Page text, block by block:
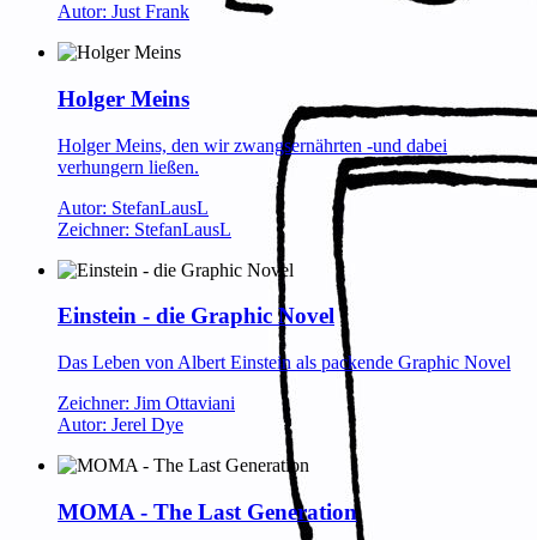
Autor: Just Frank
Holger Meins
Holger Meins, den wir zwangsernährten -und dabei
verhungern ließen.
Autor: StefanLausL
Zeichner: StefanLausL
Einstein - die Graphic Novel
Das Leben von Albert Einstein als packende Graphic Novel
Zeichner: Jim Ottaviani
Autor: Jerel Dye
MOMA - The Last Generation